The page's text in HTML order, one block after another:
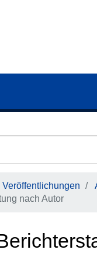
Veröffentlichungen
nach Autor